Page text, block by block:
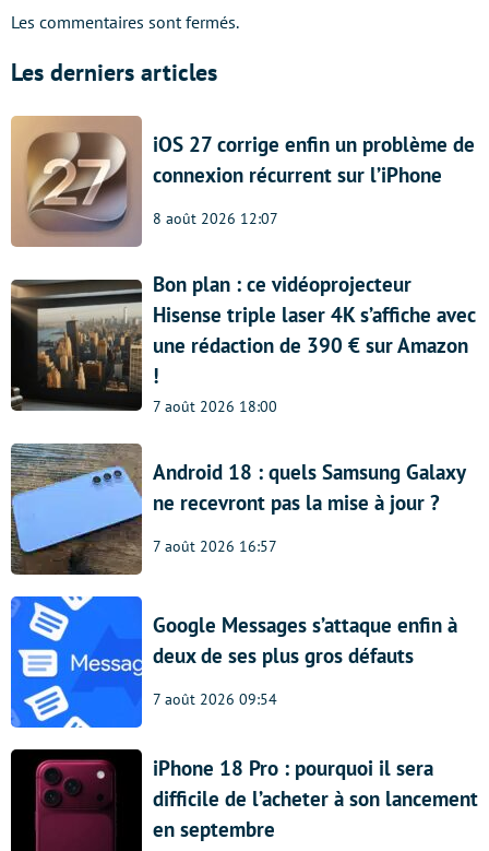
Les commentaires sont fermés.
Les derniers articles
iOS 27 corrige enfin un problème de
connexion récurrent sur l’iPhone
8 août 2026 12:07
Bon plan : ce vidéoprojecteur
Hisense triple laser 4K s’affiche avec
une rédaction de 390 € sur Amazon
!
7 août 2026 18:00
Android 18 : quels Samsung Galaxy
ne recevront pas la mise à jour ?
7 août 2026 16:57
Google Messages s’attaque enfin à
deux de ses plus gros défauts
7 août 2026 09:54
iPhone 18 Pro : pourquoi il sera
difficile de l’acheter à son lancement
en septembre